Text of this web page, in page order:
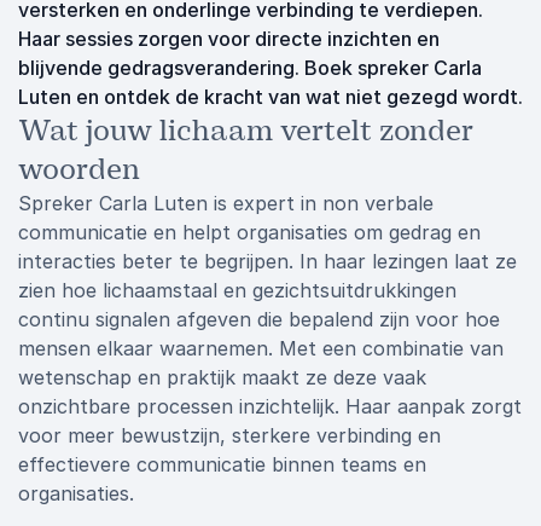
versterken en onderlinge verbinding te verdiepen.
Haar sessies zorgen voor directe inzichten en
blijvende gedragsverandering. Boek spreker Carla
Luten en ontdek de kracht van wat niet gezegd wordt.
Wat jouw lichaam vertelt zonder
woorden
Spreker Carla Luten is expert in non verbale
communicatie en helpt organisaties om gedrag en
interacties beter te begrijpen. In haar lezingen laat ze
zien hoe lichaamstaal en gezichtsuitdrukkingen
continu signalen afgeven die bepalend zijn voor hoe
mensen elkaar waarnemen. Met een combinatie van
wetenschap en praktijk maakt ze deze vaak
onzichtbare processen inzichtelijk. Haar aanpak zorgt
voor meer bewustzijn, sterkere verbinding en
effectievere communicatie binnen teams en
organisaties.